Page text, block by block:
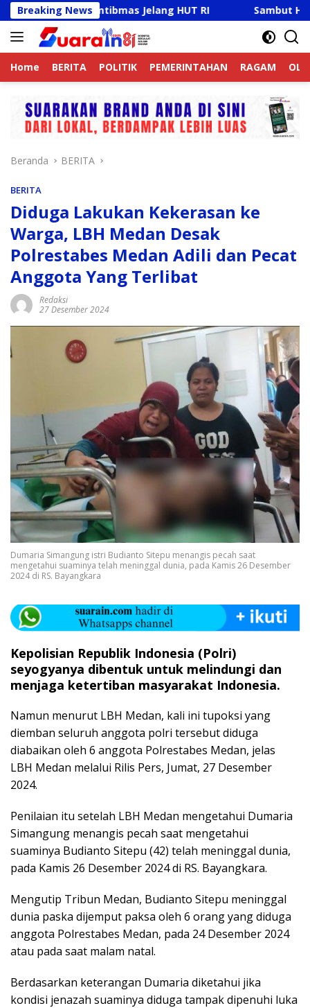
Langsung
ke
konten
Breaking NewsJelang HUT RI Sambut HUT RI Ke-81,
Home BERITA POLITIK PEMERINTAHAN RAGAM
Beranda BERITA
BERITA
Diduga Lakukan Kekerasan ke
Warga, LBH Medan Desak
Polrestabes Medan Adili dan Pecat
Anggota Yang Terlibat
Redaksi
27 Desember 2024
Dumaria Simangung istri Budianto Sitepu menangis pecah saat
mengetahui suaminya telah meninggal dunia, pada Kamis 26 Desember
2024 di RS. Bayangkara
Kepolisian Republik Indonesia (Polri)
seyogyanya dibentuk untuk melindungi dan
menjaga ketertiban masyarakat Indonesia.
Namun menurut LBH Medan, kali ini tupoksi yang
diemban seluruh anggota polri tersebut diduga
diabaikan oleh 6 anggota Polrestabes Medan, jelas
LBH Medan melalui Rilis Pers, Jumat, 27 Desember
2024.
Penilaian itu setelah LBH Medan mengetahui Dumaria
Simangung menangis pecah saat mengetahui
suaminya Budianto Sitepu (42) telah meninggal dunia,
pada Kamis 26 Desember 2024 di RS. Bayangkara.
Mengutip Tribun Medan, Budianto Sitepu meninggal
dunia paska dijemput paksa oleh 6 orang yang diduga
anggota Polrestabes Medan, pada 24 Desember 2024
atau pada saat malam natal.
Berdasarkan keterangan Dumaria diketahui jika
kondisi jenazah suaminya diduga tampak dipenuhi luka